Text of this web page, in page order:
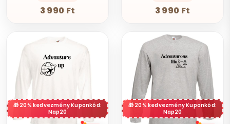
3 990 Ft 3 990 Ft
20% kedvezmény Kuponkód:
Nap20
20% kedvezmény Kuponkód:
Nap20